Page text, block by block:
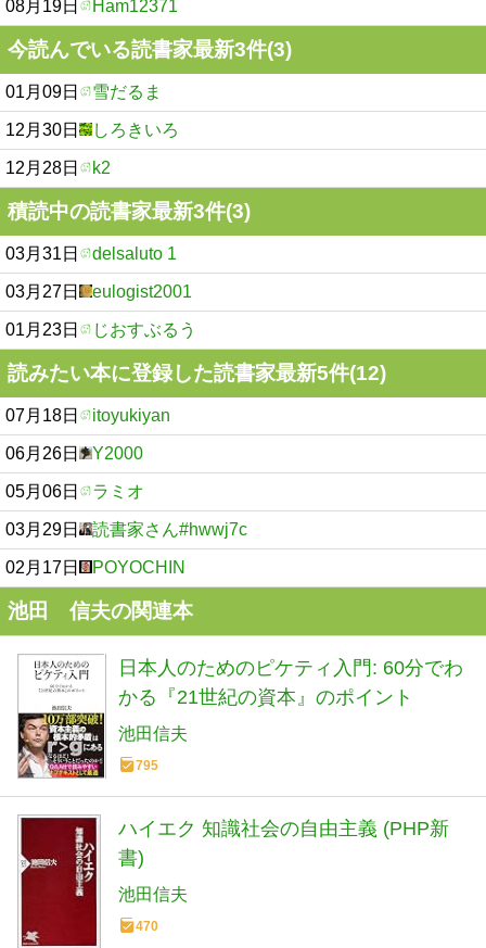
08月19日 Ham12371
今読んでいる読書家最新3件(3)
01月09日 雪だるま
12月30日 しろきいろ
12月28日 k2
積読中の読書家最新3件(3)
03月31日 delsaluto 1
03月27日 eulogist2001
01月23日 じおすぶるう
読みたい本に登録した読書家最新5件(12)
07月18日 itoyukiyan
06月26日 Y2000
05月06日 ラミオ
03月29日 読書家さん#hwwj7c
02月17日 POYOCHIN
池田 信夫の関連本
日本人のためのピケティ入門: 60分でわ
かる『21世紀の資本』のポイント
池田信夫
795
ハイエク 知識社会の自由主義 (PHP新
書)
池田信夫
470